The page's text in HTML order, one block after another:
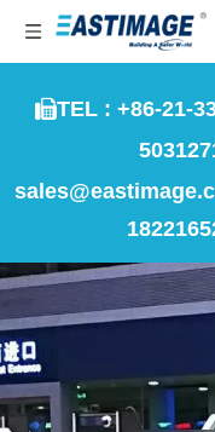
TEL : +86-